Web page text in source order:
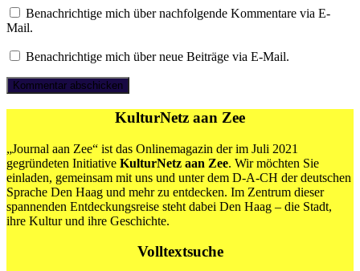
Benachrichtige mich über nachfolgende Kommentare via E-
Mail.
Benachrichtige mich über neue Beiträge via E-Mail.
KulturNetz aan Zee
„Journal aan Zee“ ist das Onlinemagazin der im Juli 2021
gegründeten Initiative KulturNetz aan Zee. Wir möchten Sie
einladen, gemeinsam mit uns und unter dem D-A-CH der deutschen
Sprache Den Haag und mehr zu entdecken. Im Zentrum dieser
spannenden Entdeckungsreise steht dabei Den Haag – die Stadt,
ihre Kultur und ihre Geschichte.
Volltextsuche